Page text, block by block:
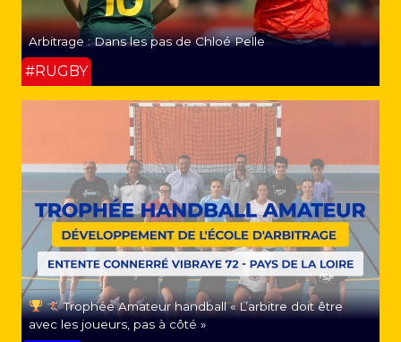
Arbitrage : Dans les pas de Chloé Pelle
#RUGBY
Trophée Amateur handball « L’arbitre doit être
avec les joueurs, pas à côté »